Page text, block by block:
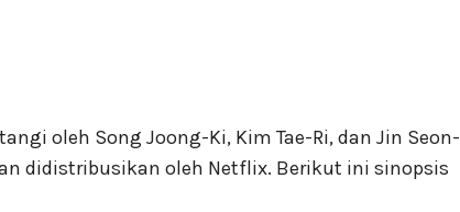
oleh Song Joong-Ki, Kim Tae-Ri, dan Jin Seon-
didistribusikan oleh Netflix. Berikut ini sinopsis